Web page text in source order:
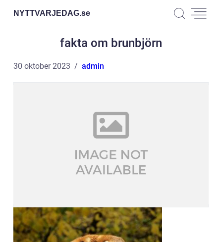
NYTTVARJEDAG.se
fakta om brunbjörn
30 oktober 2023 admin